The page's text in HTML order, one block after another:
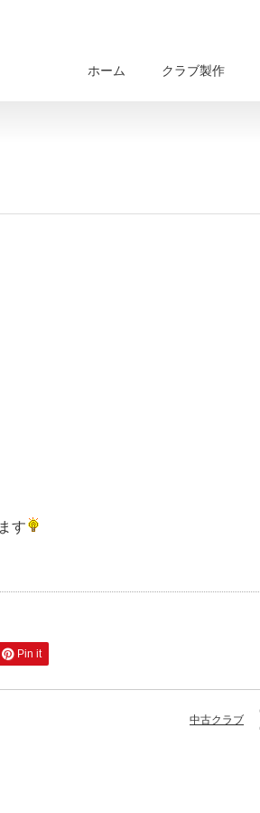
ホーム クラブ製作
す
Pin it
中古クラブ